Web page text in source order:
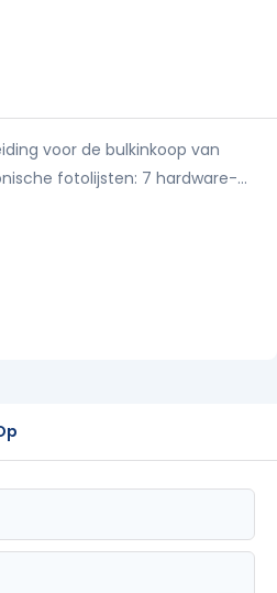
voor de bulkinkoop van
fotolijsten: 7 hardware-